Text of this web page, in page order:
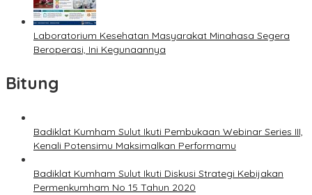
Laboratorium Kesehatan Masyarakat Minahasa Segera
Beroperasi, Ini Kegunaannya
Bitung
Badiklat Kumham Sulut Ikuti Pembukaan Webinar Series III,
Kenali Potensimu Maksimalkan Performamu
Badiklat Kumham Sulut Ikuti Diskusi Strategi Kebijakan
Permenkumham No 15 Tahun 2020